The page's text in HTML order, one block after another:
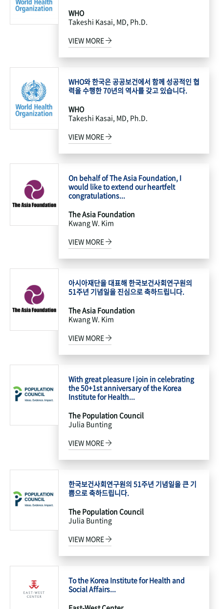
WHO
Takeshi Kasai, MD, Ph.D.
VIEW MORE
WHO와 한국은 공공보건에서 함께 성공적인 협
력을 수행한 70년의 역사를 갖고 있습니다.
WHO
Takeshi Kasai, MD, Ph.D.
VIEW MORE
On behalf of The Asia Foundation, I
would like to extend our heartfelt
congratulations...
The Asia Foundation
Kwang W. Kim
VIEW MORE
아시아재단을 대표해 한국보건사회연구원의
51주년 기념일을 진심으로 축하드립니다.
The Asia Foundation
Kwang W. Kim
VIEW MORE
With great pleasure I join in celebrating
the 50+1st anniversary of the Korea
Institute for Health...
The Population Council
Julia Bunting
VIEW MORE
한국보건사회연구원의 51주년 기념일을 큰 기
쁨으로 축하드립니다.
The Population Council
Julia Bunting
VIEW MORE
To the Korea Institute for Health and
Social Affairs...